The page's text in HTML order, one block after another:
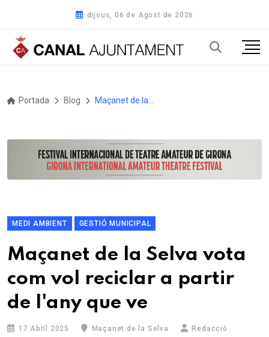
dijous, 06 de Agost de 2026
Portada Blog
MEDI AMBIENT GESTIÓ MUNICIPAL
Maçanet de la Selva vota
com vol reciclar a partir
de l'any que ve
17 Abril 2025 Maçanet de la Selva Redacció